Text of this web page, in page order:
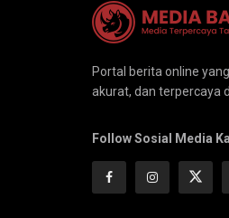
Portal berita online
akurat, dan terpercaya
Follow Sosial Media